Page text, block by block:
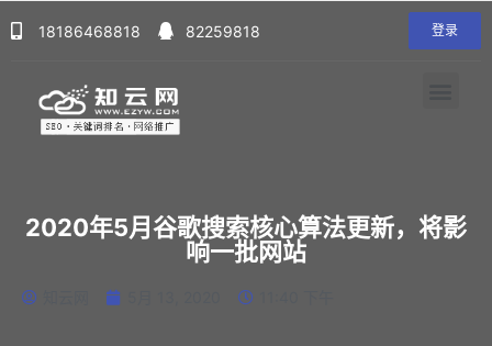
18186468818 82259818 登录
2020年5月谷歌搜索核心算法更新，将影
响一批网站